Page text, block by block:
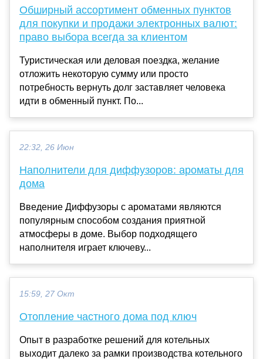
Обширный ассортимент обменных пунктов
для покупки и продажи электронных валют:
право выбора всегда за клиентом
Туристическая или деловая поездка, желание
отложить некоторую сумму или просто
потребность вернуть долг заставляет человека
идти в обменный пункт. По...
22:32, 26 Июн
Наполнители для диффузоров: ароматы для
дома
Введение Диффузоры с ароматами являются
популярным способом создания приятной
атмосферы в доме. Выбор подходящего
наполнителя играет ключеву...
15:59, 27 Окт
Отопление частного дома под ключ
Опыт в разработке решений для котельных
выходит далеко за рамки производства котельного